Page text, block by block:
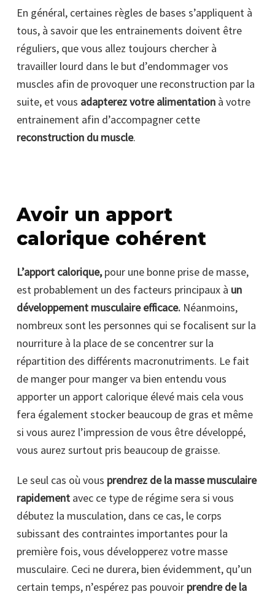
En général, certaines règles de bases s’appliquent à
tous, à savoir que les entrainements doivent être
réguliers, que vous allez toujours chercher à
travailler lourd dans le but d’endommager vos
muscles afin de provoquer une reconstruction par la
suite, et vous adapterez votre alimentation à votre
entrainement afin d’accompagner cette
reconstruction du muscle.
Avoir un apport
calorique cohérent
L’apport calorique,pour une bonne prise de masse,
est probablement un des facteurs principaux à un
développement musculaire efficace. Néanmoins,
nombreux sont les personnes qui se focalisent sur la
nourriture à la place de se concentrer sur la
répartition des différents macronutriments. Le fait
de manger pour manger va bien entendu vous
apporter un apport calorique élevé mais cela vous
fera également stocker beaucoup de gras et même
si vous aurez l’impression de vous être développé,
vous aurez surtout pris beaucoup de graisse.
Le seul cas où vous prendrez de la masse musculaire
rapidement avec ce type de régime sera si vous
débutez la musculation, dans ce cas, le corps
subissant des contraintes importantes pour la
première fois, vous développerez votre masse
musculaire. Ceci ne durera, bien évidemment, qu’un
certain temps, n’espérez pas pouvoir prendre de la